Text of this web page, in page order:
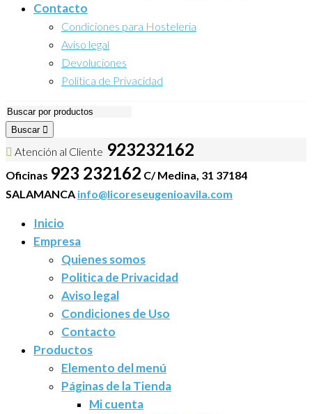
Contacto
Condiciones para Hosteleria
Aviso legal
Devoluciones
Politica de Privacidad
Buscar
Atención al Cliente 923232162
Oficinas 923 232162 C/ Medina, 31 37184
SALAMANCA info@licoreseugenioavila.com
Inicio
Empresa
Quienes somos
Politica de Privacidad
Aviso legal
Condiciones de Uso
Contacto
Productos
Elemento del menú
Páginas de la Tienda
Mi cuenta